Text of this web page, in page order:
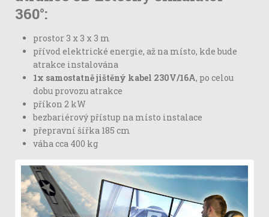
360°:
prostor 3 x 3 x 3 m
přívod elektrické energie, až na místo, kde bude
atrakce instalována
1x samostatně jištěný kabel 230V/16A, po celou
dobu provozu atrakce
příkon 2 kW
bezbariérový přístup na místo instalace
přepravní šířka 185 cm
váha cca 400 kg